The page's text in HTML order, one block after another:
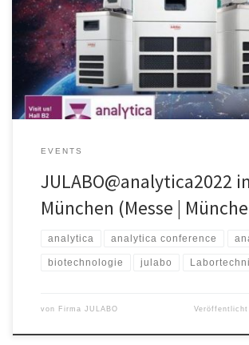
Entwicklungen der vergangenen Monate
neuen MAGIO als Highlight präsentieren wir
zum ersten Mal unser komplettes
und Forschung live und in Farbe. […]
EVENTS
JULABO@analytica2022 in
München (Messe |
analytica analytica conference
biotechnologie julabo
von Firma JULABO